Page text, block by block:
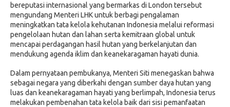
bereputasi internasional yang bermarkas di London tersebut
mengundang Menteri LHK untuk berbagi pengalaman
meningkatkan tata kelola kehutanan Indonesia melalui reformasi
pengelolaan hutan dan lahan serta kemitraan global untuk
mencapai perdagangan hasil hutan yang berkelanjutan dan
mendukung agenda iklim dan keanekaragaman hayati dunia.
Dalam pernyataan pembukanya, Menteri Siti menegaskan bahwa
sebagai negara yang diberkahi dengan sumber daya hutan yang
luas dan keanekaragaman hayati yang berlimpah, Indonesia terus
melakukan pembenahan tata kelola baik dari sisi pemanfaatan